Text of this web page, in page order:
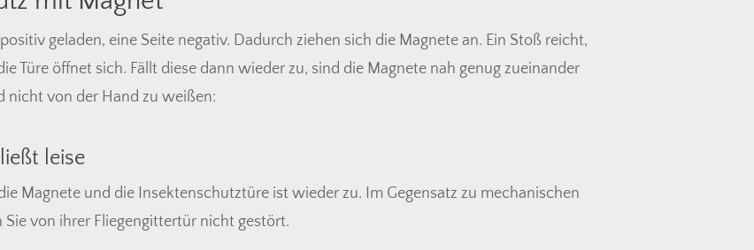
geladen, eine Seite negativ. Dadurch ziehen sich die Magnete an. Ein Stoß reicht,
Türe öffnet sich. Fällt diese dann wieder zu, sind die Magnete nah genug zueinander
nicht von der Hand zu weißen:
leise
Magnete und die Insektenschutztüre ist wieder zu. Im Gegensatz zu mechanischen
von ihrer Fliegengittertür nicht gestört.